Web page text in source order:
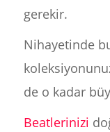
gerekir.
Nihayetinde
de o kadar
Beatlerinizi